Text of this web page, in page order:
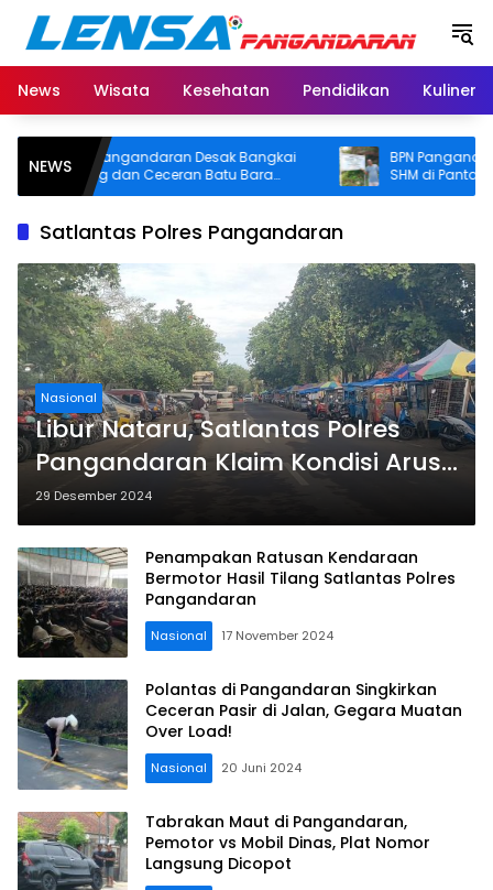
Langsung
konten
News
Wisata Kesehatan Pendidikan Kuliner
NEWS
Pangandaran Desak Bangkai
dan Ceceran Batu Bara
Diangkat, Soroti Buruknya
BPN Pangandaran
SHM di Pantai
Usut Asal-usul
Satlantas Polres Pangandaran
Nasional
Libur Nataru, Satlantas Polres
Pangandaran Klaim Kondisi Arus
Lalu Lintas Lancar
29 Desember 2024
Penampakan Ratusan Kendaraan
Bermotor Hasil Tilang Satlantas Polres
Pangandaran
Nasional 17 November 2024
Polantas di Pangandaran Singkirkan
Ceceran Pasir di Jalan, Gegara Muatan
Over Load!
Nasional 20 Juni 2024
Tabrakan Maut di Pangandaran,
Pemotor vs Mobil Dinas, Plat Nomor
Langsung Dicopot